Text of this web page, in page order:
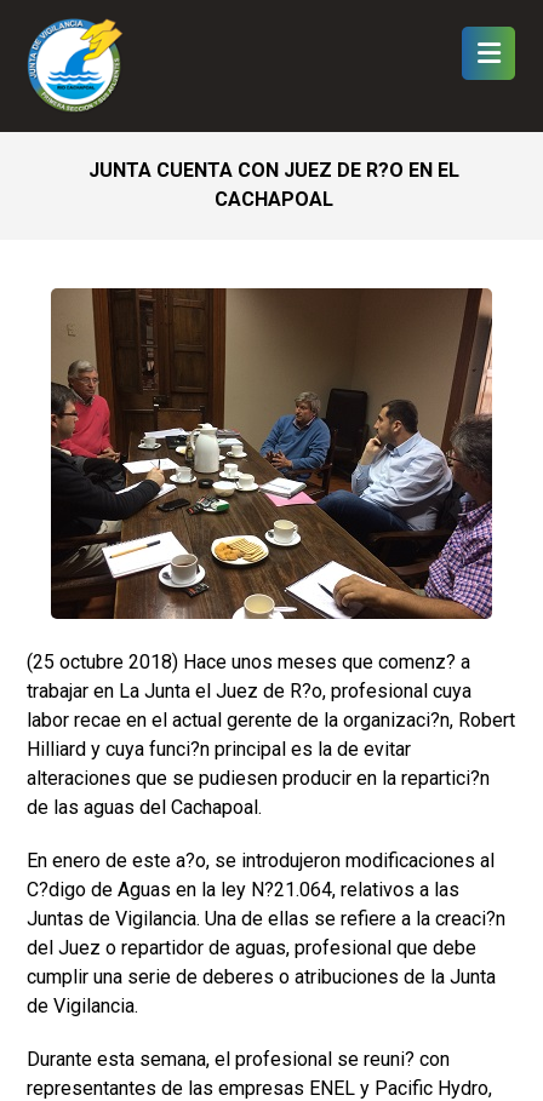
JUNTA CUENTA CON JUEZ DE R?O EN EL
CACHAPOAL
(25 octubre 2018) Hace unos meses que comenz? a
trabajar en La Junta el Juez de R?o, profesional cuya
labor recae en el actual gerente de la organizaci?n, Robert
Hilliard y cuya funci?n principal es la de evitar
alteraciones que se pudiesen producir en la repartici?n
de las aguas del Cachapoal.
En enero de este a?o, se introdujeron modificaciones al
C?digo de Aguas en la ley N?21.064, relativos a las
Juntas de Vigilancia. Una de ellas se refiere a la creaci?n
del Juez o repartidor de aguas, profesional que debe
cumplir una serie de deberes o atribuciones de la Junta
de Vigilancia.
Durante esta semana, el profesional se reuni? con
representantes de las empresas ENEL y Pacific Hydro,